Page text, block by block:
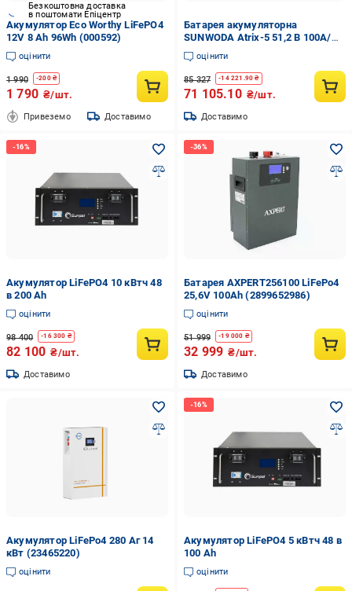
Безкоштовна доставка
в поштомати Епіцентр
Акумулятор Eco Worthy LiFePO4
12V 8 Ah 96Wh (000592)
оцінити
1 990 -200₴
1 790 ₴/шт.
Привеземо Доставимо
Батарея акумуляторна
SUNWODA Atrix-5 51,2 В 100A/
год LiFePO4 5,12 кВТ/год IP20
6000 циклів (1361824-1C)
оцінити
85 327 -14 221.90 ₴
71 105.10 ₴/шт.
Доставимо
Акумулятор LiFePO4 10 кВтч 48
в 200 Аh
оцінити
98 400 -16 300 ₴
82 100 ₴/шт.
Доставимо
Батарея AXPERT256100 LiFePo4
25,6V 100Ah (2899652986)
оцінити
51 999 -19 000 ₴
32 999 ₴/шт.
Доставимо
Акумулятор LiFePo4 280 Аг 14
кВт (23465220)
оцінити
Акумулятор LiFePO4 5 кВтч 48 в
100 Аh
оцінити